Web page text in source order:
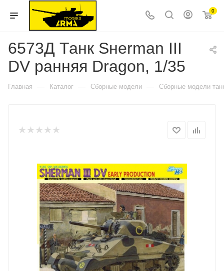
0
6573Д Танк Sнerman III
DV ранняя Dragon, 1/35
Главная — Каталог — Сборные модели — Сборные модели